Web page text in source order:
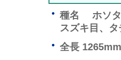
種名 ホソ
スズキ目、
全長